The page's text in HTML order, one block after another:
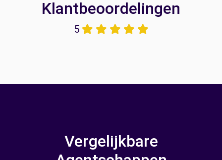
Klantbeoordelingen
5
Vergelijkbare